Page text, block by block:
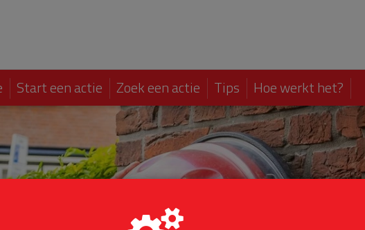
Start een actie Zoek een actie Tips Hoe werkt het?